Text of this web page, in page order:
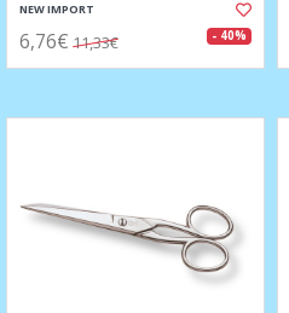
NEW IMPORT
6,76€ 11,33€ - 40%